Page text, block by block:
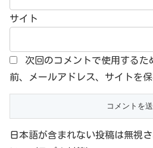
サイト
次回のコメントで使用するた
前、メールアドレス、サイトを保
日本語が含まれない投稿は無視